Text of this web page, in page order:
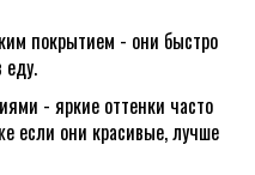
покрытием - они быстро
еду.
- яркие оттенки часто
если они красивые, лучше